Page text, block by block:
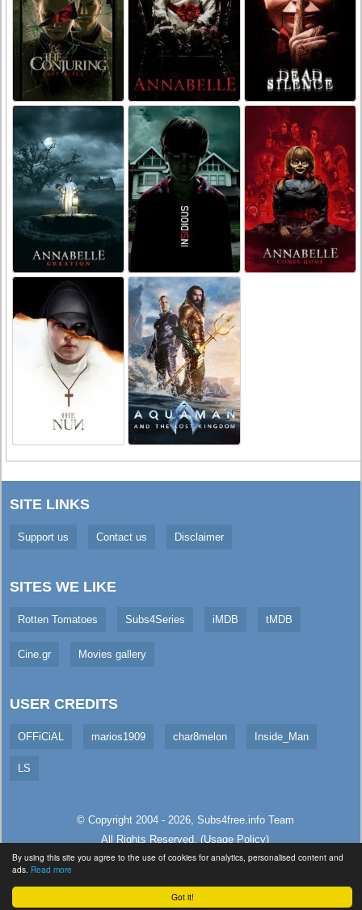
Got it!
By using this site you agree to the use of cookies for analytics, personalised content and
ads. Read more
SITE LINKS
Support us Contact us Disclaimer
SITES WE LIKE
Rotten Tomatoes Subs4Series iMDB tMDB
Cine.gr Movies gallery
USER CREDITS
OFFiCiAL marios1909 char8melon Inside_Man
LS
© Copyright 2004 - 2026, Subs4free.infoTeam
All Rights Reserved. (Usage Policy)
Served in 164.58ms (live)